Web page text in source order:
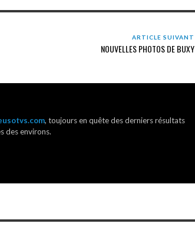
ARTICLE SUIVANT
NOUVELLES PHOTOS DE BUXY
, toujours en quête des derniers résultats
des environs.